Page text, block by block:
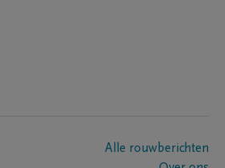
Alle rouwberichten